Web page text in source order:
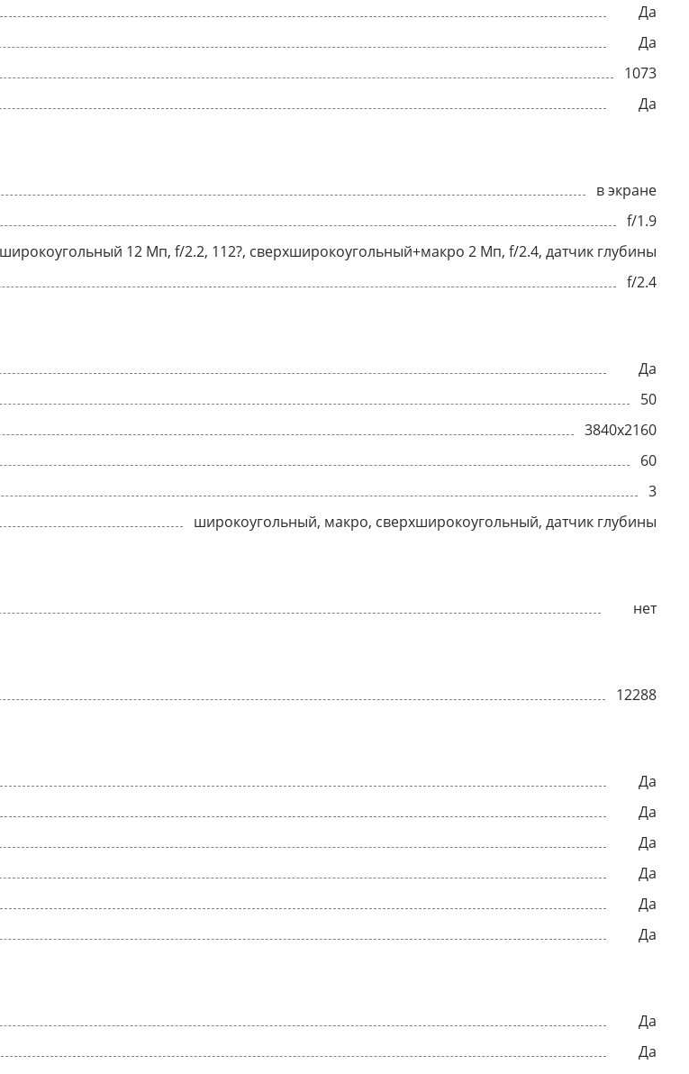
Да
Да
1073
Да
в экране
f/1.9
12 Мп, f/2.2, 112?, сверхширокоугольный+макро 2 Мп, f/2.4, датчик глубины
f/2.4
Да
50
3840x2160
60
3
широкоугольный, макро, сверхширокоугольный, датчик глубины
нет
12288
Да
Да
Да
Да
Да
Да
Да
Да